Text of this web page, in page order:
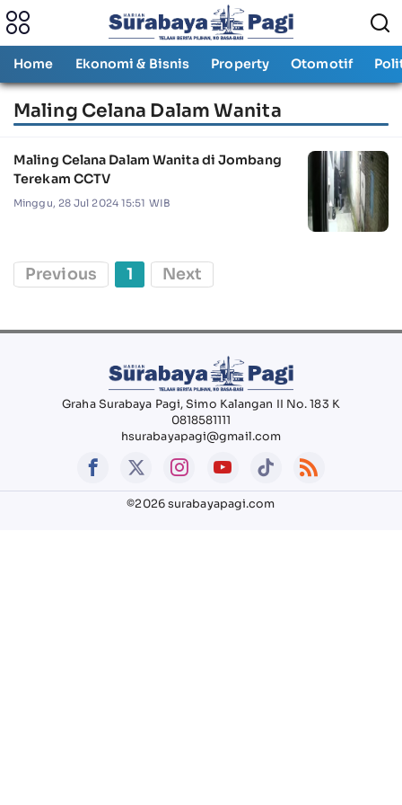
Home Ekonomi & Bisnis Property Otomotif
Maling Celana Dalam Wanita
Maling Celana Dalam Wanita di Jombang
Terekam CCTV
Minggu, 28 Jul 2024 15:51 WIB
Previous 1 Next
Graha Surabaya Pagi, Simo Kalangan II No. 183 K
0818581111
hsurabayapagi@gmail.com
©2026 surabayapagi.com